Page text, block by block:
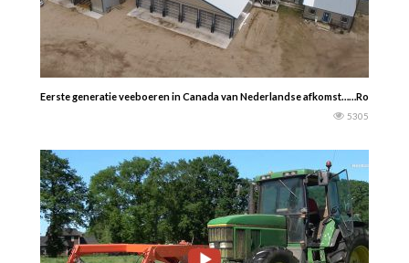
Eerste generatie veeboeren in Canada van Nederlandse
5305